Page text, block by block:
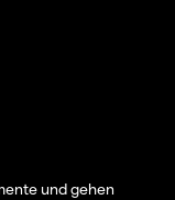
und gehen